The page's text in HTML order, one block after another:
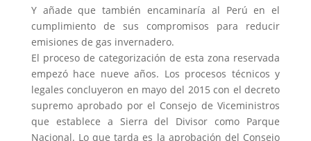
Y añade que también encaminaría al Perú en el
cumplimiento de sus compromisos para reducir
emisiones de gas invernadero.
El proceso de categorización de esta zona reservada
empezó hace nueve años. Los procesos técnicos y
legales concluyeron en mayo del 2015 con el decreto
supremo aprobado por el Consejo de Viceministros
que establece a Sierra del Divisor como Parque
Nacional. Lo que tarda es la aprobación del Consejo